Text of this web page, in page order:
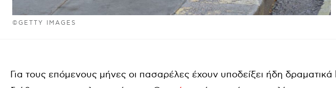
©GETTY IMAGES
Για τους επόμενους μήνες οι πασαρέλες έχουν υποδείξει ήδη